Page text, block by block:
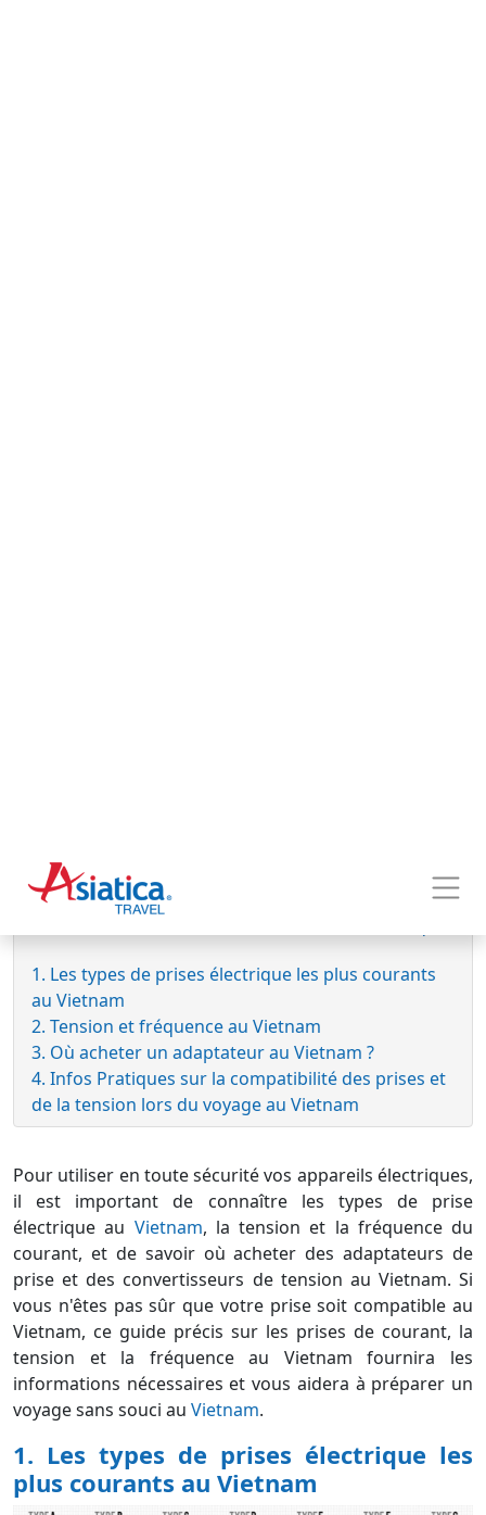
Ce guide précis sur les prises de courant, la tension et
la fréquence au Vietnam fournira les informations
nécessaires et vous aidera à préparer un voyage sans
Sommaire
1. Les types de prises électrique les plus courants
au Vietnam
2. Tension et fréquence au Vietnam
4. Infos Pratiques sur la compatibilité des prises et
de la tension lors du voyage au Vietnam
Pour utiliser en toute sécurité vos appareils électriques,
il est important de connaître les types de prise
électrique auVietnam, la tension et la fréquence du
courant, et de savoir où acheter des adaptateurs de
prise et des convertisseurs de tension au Vietnam. Si
vous n'êtes pas sûr que votre prise soit compatible au
Vietnam, ce guide précis sur les prises de courant, la
tension et la fréquence au Vietnam fournira les
informations nécessaires et vous aidera à préparer un
voyage sans souci au